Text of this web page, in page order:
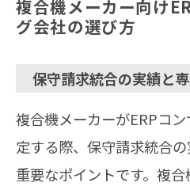
複合機メーカー向け
グ会社の選び方
保守請求統合の実績と
複合機メーカーがERPコ
定する際、保守請求統合
重要なポイントです。複